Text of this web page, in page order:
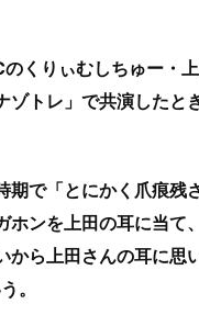
くりぃむしちゅー・
ゾトレ」で共演したと
期で「とにかく爪痕残
ホンを上田の耳に当て
から上田さんの耳に思
。